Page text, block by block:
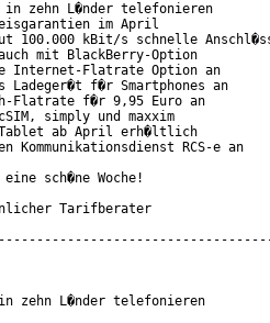
zehn L�nder telefonieren
im April
100.000 kBit/s schnelle
mit BlackBerry-Option
Internet-Flatrate Option an
Ladeger�t f�r Smartphones an
Flatrate f�r 9,95 Euro an
simply und maxxim
ab April erh�ltlich
Kommunikationsdienst RCS-e an
sch�ne Woche!
Tarifberater
zehn L�nder telefonieren